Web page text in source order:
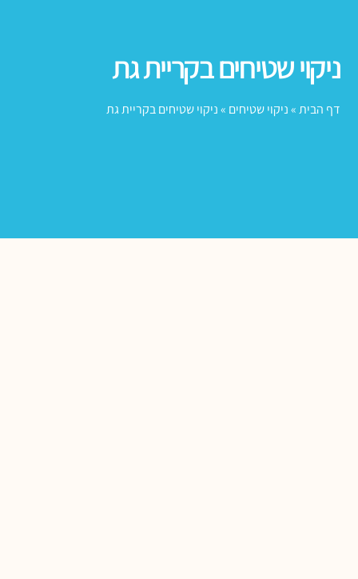
שטיחים בקריית גת
הבית»ניקוי שטיחים»ניקוי שטיחים בקריית גת